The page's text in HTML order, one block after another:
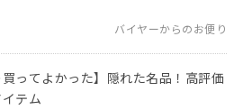
バイヤーからのお便り
買ってよかった】隠れた名品！高評価
テム